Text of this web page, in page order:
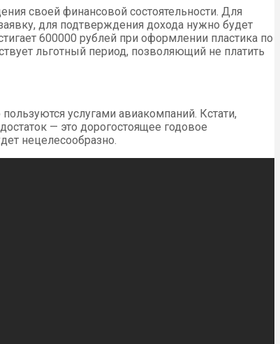
своей финансовой состоятельности. Для
для подтверждения дохода нужно будет
600000 рублей при оформлении пластика по
льготный период, позволяющий не платить
услугами авиакомпаний. Кстати,
— это дорогостоящее годовое
нецелесообразно.